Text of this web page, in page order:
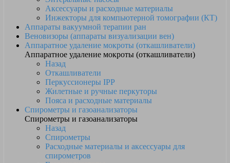
Аксессуары и расходные материалы
Инжекторы для компьютерной томографии (КТ)
Аппараты вакуумной терапии ран
Веновизоры (аппараты визуализации вен)
Аппаратное удаление мокроты (откашливатели)
Аппаратное удаление мокроты (откашливатели)
Назад
Откашливатели
Перкуссионеры IPP
Жилетные и ручные перкуторы
Пояса и расходные материалы
Спирометры и газоанализаторы
Спирометры и газоанализаторы
Назад
Спирометры
Расходные материалы и аксессуары для
спирометров